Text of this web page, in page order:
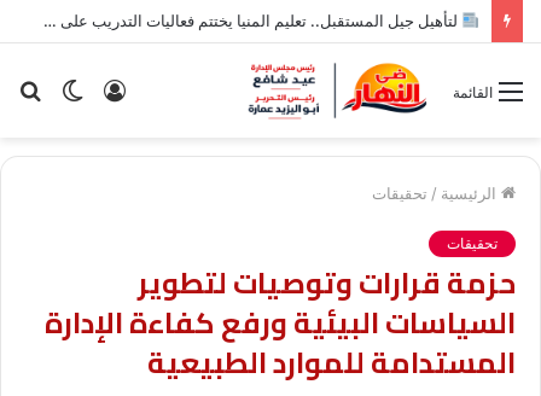
لتأهيل جيل المستقبل.. تعليم المنيا يختتم فعاليات التدريب على أدوات الذكاء الاصطناعي لطلاب الإعدادية
الوضع تسجيل
القائمة
الرئيسية / تحقيقات
تحقيقات
حزمة قرارات وتوصيات لتطوير
السياسات البيئية ورفع كفاءة الإدارة
المستدامة للموارد الطبيعية